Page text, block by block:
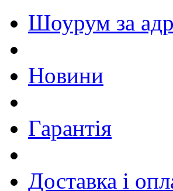
Шоурум за
Новини
Гарантія
Доставка і